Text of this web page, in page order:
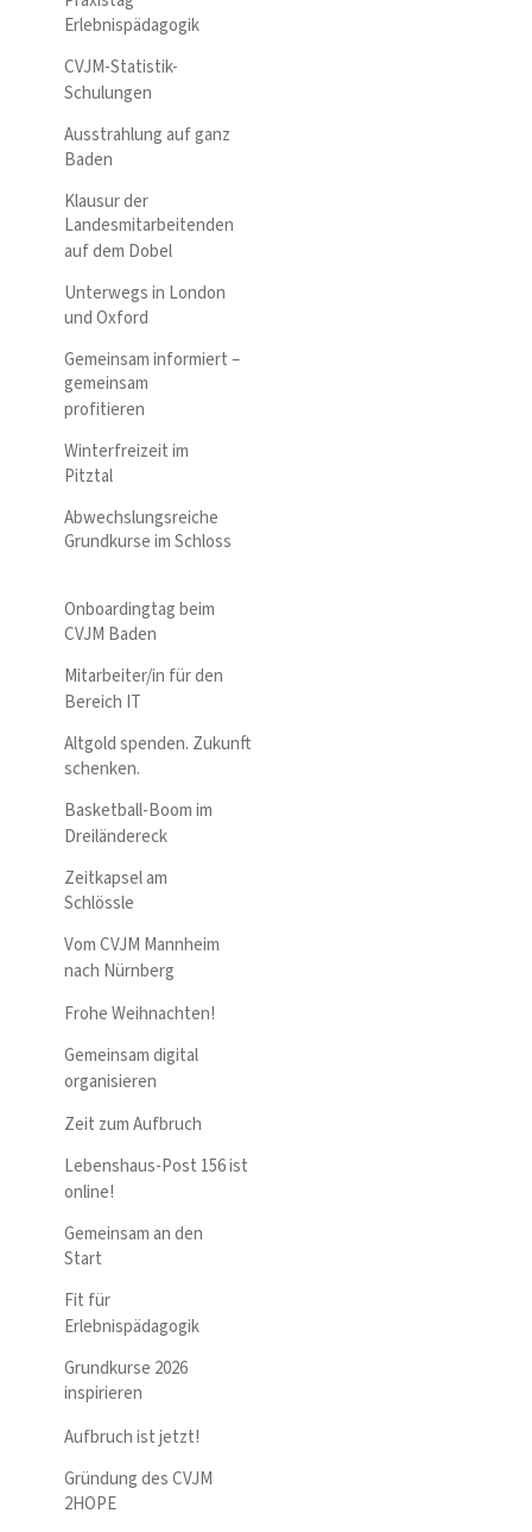
Erlebnispädagogik
CVJM-Statistik-
Schulungen
Ausstrahlung auf ganz
Baden
Klausur der
Landesmitarbeitenden
auf dem Dobel
Unterwegs in London
und Oxford
Gemeinsam informiert –
gemeinsam
profitieren
Winterfreizeit im
Pitztal
Abwechslungsreiche
Grundkurse im Schloss
Onboardingtag beim
CVJM Baden
Mitarbeiter/in für den
Bereich IT
Altgold spenden. Zukunft
schenken.
Basketball-Boom im
Dreiländereck
Zeitkapsel am
Schlössle
Vom CVJM Mannheim
nach Nürnberg
Frohe Weihnachten!
Gemeinsam digital
organisieren
Zeit zum Aufbruch
Lebenshaus-Post 156 ist
online!
Gemeinsam an den
Start
Fit für
Erlebnispädagogik
Grundkurse 2026
inspirieren
Aufbruch ist jetzt!
Gründung des CVJM
2HOPE